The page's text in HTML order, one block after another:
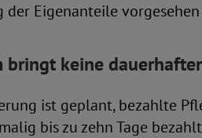
der Eigenanteile
bringt keine
ist geplant, bezahlte
bis zu zehn Tage